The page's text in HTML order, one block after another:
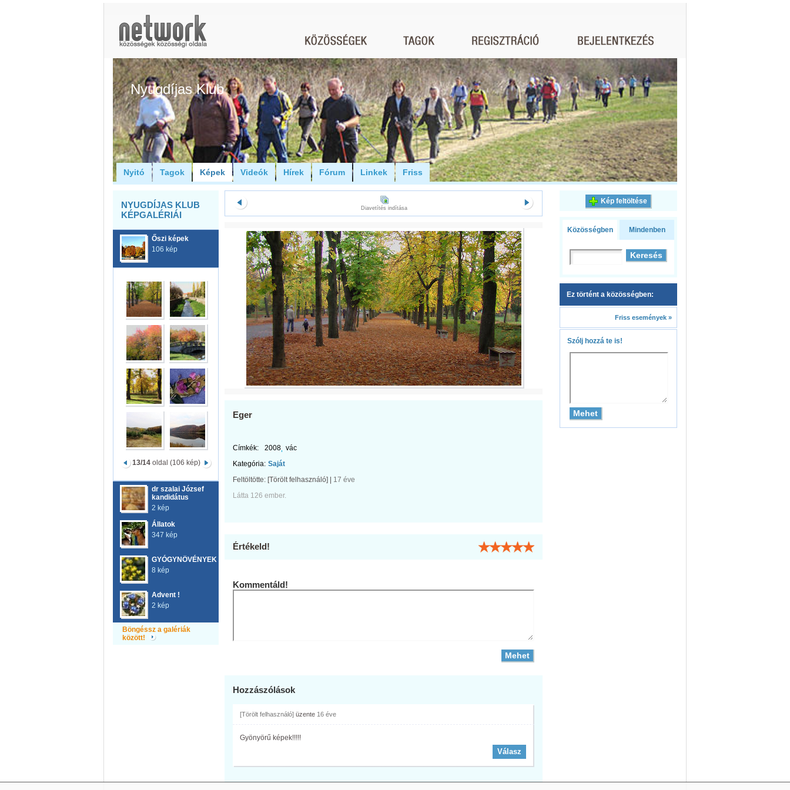
Nyugdíjas Klub
Nyitó Tagok Képek Videók Hírek Fórum Linkek Friss
NYUGDÍJAS KLUB
KÉPGALÉRIÁI
Őszi képek
106 kép
13/14 oldal (106 kép)
dr szalai József
kandidátus
2 kép
Állatok
347 kép
GYÓGYNÖVÉNYEK
8 kép
Advent !
2 kép
Böngéssz a galériák
között!
Diavetítés indítása
Eger
Címkék: 2008 vác
Kategória: Saját
Feltöltötte: [Törölt felhasználó]
17 éve
Látta 126 ember.
Értékeld!
Kommentáld!
Hozzászólások
[Törölt felhasználó] üzente 16 éve
Gyönyörű képek!!!!!
Válasz
Kép feltöltése
Közösségben Mindenben
Ez történt a közösségben:
Friss események »
Szólj hozzá te is!